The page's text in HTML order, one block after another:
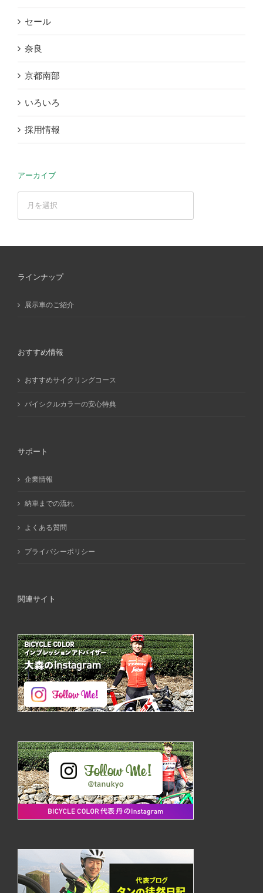
セール
奈良
京都南部
いろいろ
採用情報
アーカイブ
ラインナップ
展示車のご紹介
おすすめ情報
おすすめサイクリングコース
バイシクルカラーの安心特典
サポート
企業情報
納車までの流れ
よくある質問
プライバシーポリシー
関連サイト